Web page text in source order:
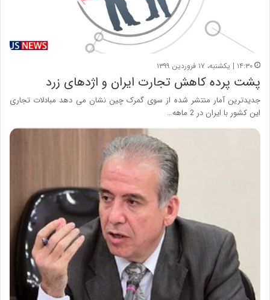
۱۴:۳۰ | یکشنبه، ۱۷ فروردین ۱۳۹۹
پشت پرده کاهش تجارت ایران و اژدهای زرد
جدیدترین آمار منتشر شده از سوی گمرک چین نشان می دهد مبادلات تجاری
این کشور با ایران در 2 ماهه…